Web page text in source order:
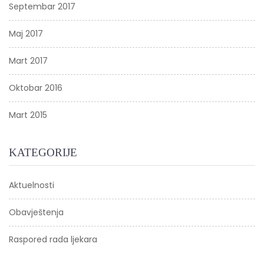
Septembar 2017
Maj 2017
Mart 2017
Oktobar 2016
Mart 2015
KATEGORIJE
Aktuelnosti
Obavještenja
Raspored rada ljekara